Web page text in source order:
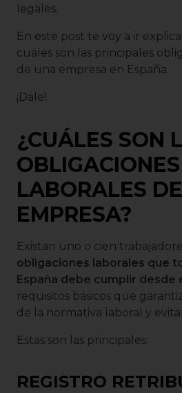
legales.
En este post te voy a ir
cuáles son las principales
de una empresa en España.
¡Dale!
¿CUÁLES SON
OBLIGACIONES
LABORALES
EMPRESA?
Existan uno o cien
obligaciones laborales que
España debe cumplir desde
requisitos básicos que
de la normativa laboral y
Estas son las principales:
REGISTRO